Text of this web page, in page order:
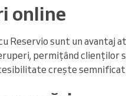
online
Reservio sunt un avantaj
permițând clienților
crește